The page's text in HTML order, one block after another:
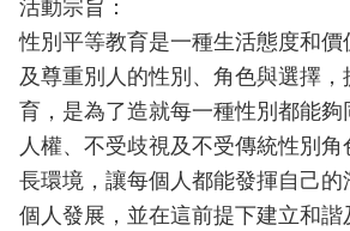
簡
介
宣
導
教
育
活動宗旨：
性別平等教育是一種生活態度和
及尊重別人的性別、角色與選擇，
育，是為了造就每一種性別都能夠
人權、不受歧視及不受傳統性別
長環境，讓每個人都能發揮自己的
個人發展，並在這前提下建立和諧